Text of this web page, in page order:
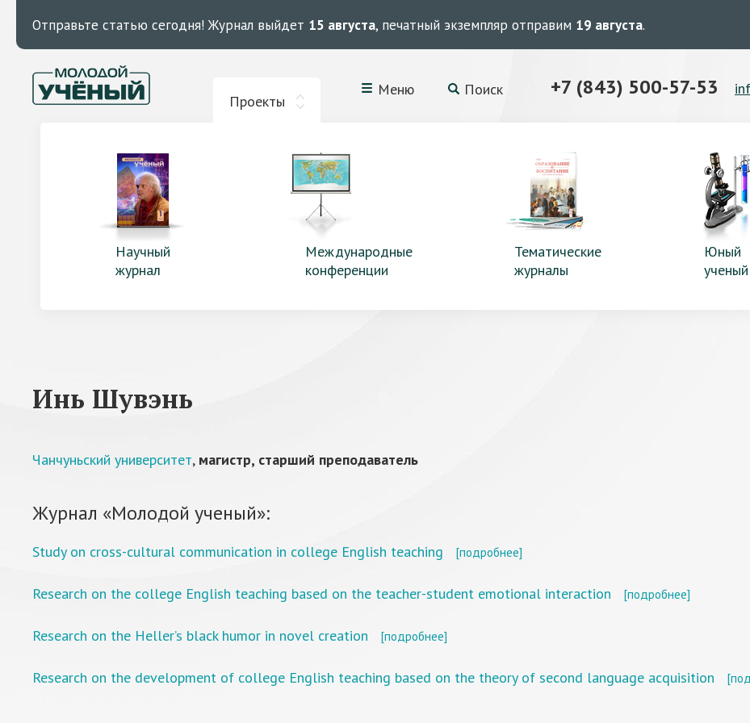
Отправьте статью сегодня! Журнал выйдет 15 августа, печатный экземпляр отправим 19 августа.
Проекты
Меню Поиск +7 (843) 500-57-53
Научный
журнал
Международные
конференции
Тематические
журналы
Юный
ученый
Инь Шувэнь
Чанчуньский университет, магистр, старший преподаватель
Журнал «Молодой ученый»:
Study on cross-cultural communication in college English teaching [подробнее]
Research on the college English teaching based on the teacher-student emotional interaction [подробнее]
Research on the Heller’s black humor in novel creation [подробнее]
Research on the development of college English teaching based on the theory of second language acquisition